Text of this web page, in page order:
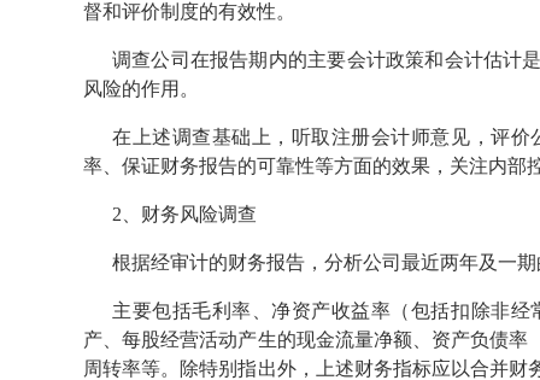
督和评价制度的有效性。
调查公司在报告期内的主要会计政策和会计估计
风险的作用。
在上述调查基础上，听取注册会计师意见，评
率、保证财务报告的可靠性等方面的效果，关注内
2、财务风险调查
根据经审计的财务报告，分析公司最近两年及一
主要包括毛利率、净资产收益率（包括扣除非
产、每股经营活动产生的现金流量净额、资产负债
周转率等。除特别指出外，上述财务指标应以合并